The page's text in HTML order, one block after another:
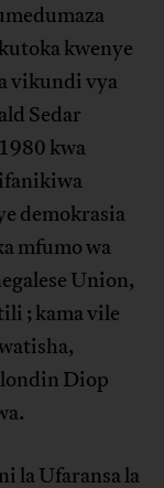
kwenye
vikundi vya
Sedar
kwa
demokrasia
mfumo wa
Union,
; kama vile
Diop
la Ufaransa la